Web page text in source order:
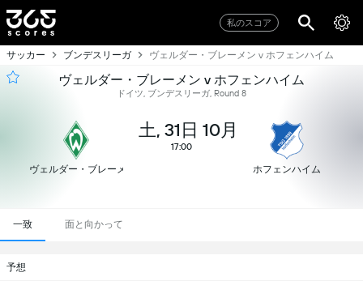
私のスコア
サッカー ブンデスリーガ ヴェルダー・ブレーメン v ホフェンハイム
ヴェルダー・ブレーメン v ホフェンハイム
ドイツ, ブンデスリーガ, Round 8
ヴェルダー・ブレーメン
土, 31日 10月
17:00
ホフェンハイム
一致 面と向かって
予想